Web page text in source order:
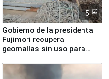
5
Gobierno de la presidenta
Fujimori recupera
geomallas sin uso para
Fenómeno El Niño